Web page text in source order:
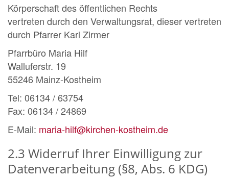
Körperschaft des öffentlichen Rechts
vertreten durch den Verwaltungsrat, dieser vertreten
durch Pfarrer Karl Zirmer
Pfarrbüro Maria Hilf
Walluferstr. 19
55246 Mainz-Kostheim
Tel: 06134 / 63754
Fax: 06134 / 24869
E-Mail: maria-hilf@kirchen-kostheim.de
2.3 Widerruf Ihrer Einwilligung zur
Datenverarbeitung (§8, Abs. 6 KDG)